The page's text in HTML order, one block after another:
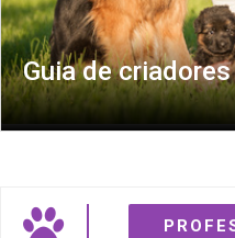
Guia de criadores